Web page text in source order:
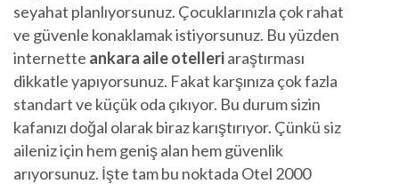
seyahat planlıyorsunuz. Çocuklarınızla çok rahat
ve güvenle konaklamak istiyorsunuz. Bu yüzden
internette ankara aile otelleriaraştırması
dikkatle yapıyorsunuz. Fakat karşınıza çok fazla
standart ve küçük oda çıkıyor. Bu durum sizin
kafanızı doğal olarak biraz karıştırıyor. Çünkü siz
aileniz için hem geniş alan hem güvenlik
arıyorsunuz. İşte tam bu noktada Otel 2000